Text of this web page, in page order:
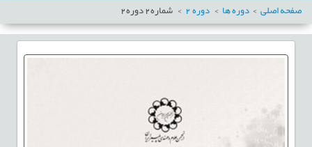
صفحه اصلی دوره ها دوره2 شماره2دوره2